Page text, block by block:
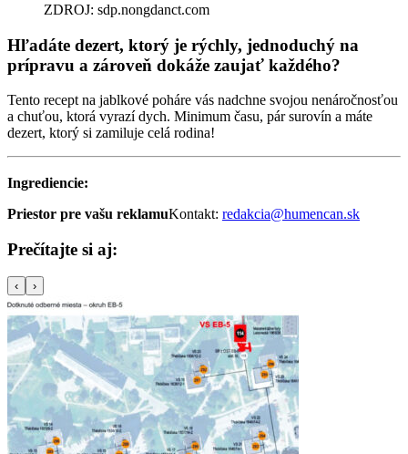
ZDROJ: sdp.nongdanct.com
Hľadáte dezert, ktorý je rýchly, jednoduchý na
prípravu a zároveň dokáže zaujať každého?
Tento recept na jablkové poháre vás nadchne svojou nenáročnosťou
a chuťou, ktorá vyrazí dych. Minimum času, pár surovín a máte
dezert, ktorý si zamiluje celá rodina!
Ingrediencie:
Priestor pre vašu reklamuKontakt: redakcia@humencan.sk
Prečítajte si aj:
‹ ›